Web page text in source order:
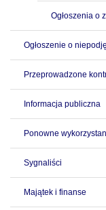
Ogłoszenia o
Ogłoszenie o
Przeprowadzone
Informacja publiczna
Ponowne
Sygnaliści
Majątek i finanse